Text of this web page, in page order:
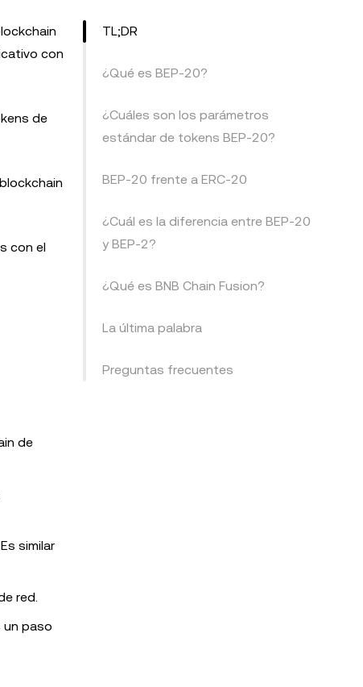
con
de
con el
de
similar
red.
un paso
TL;DR
¿Qué es BEP-20?
¿Cuáles son los parámetros
estándar de tokens BEP-20?
BEP-20 frente a ERC-20
¿Cuál es la diferencia entre BEP-20
y BEP-2?
¿Qué es BNB Chain Fusion?
La última palabra
Preguntas frecuentes